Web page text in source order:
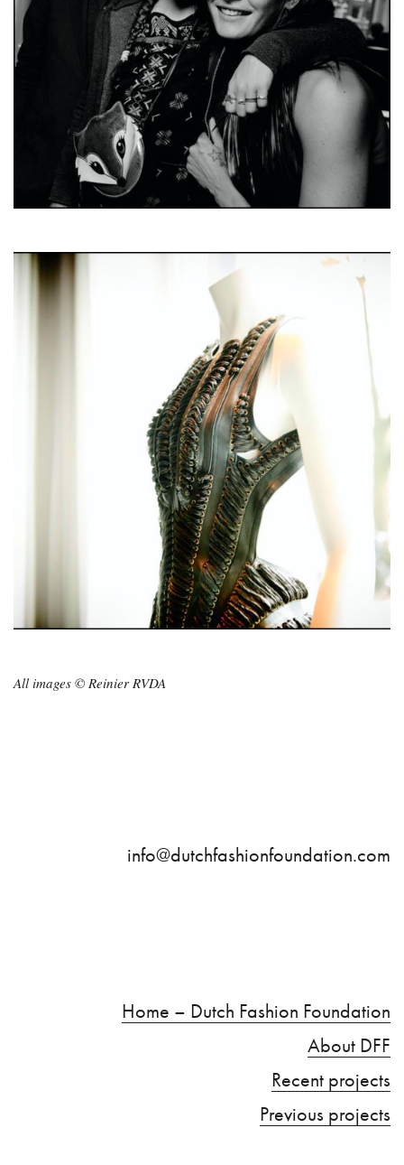
All images © Reinier RVDA
info@dutchfashionfoundation.com
Home – Dutch Fashion Foundation
About DFF
Recent projects
Previous projects